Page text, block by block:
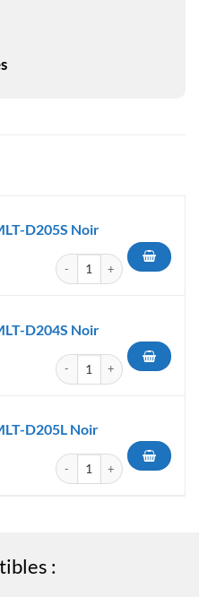
D205S Noir
quantité de Toner Samsung
D204S Noir
quantité de Toner Samsung
D205L Noir
quantité de Toner Samsung
: